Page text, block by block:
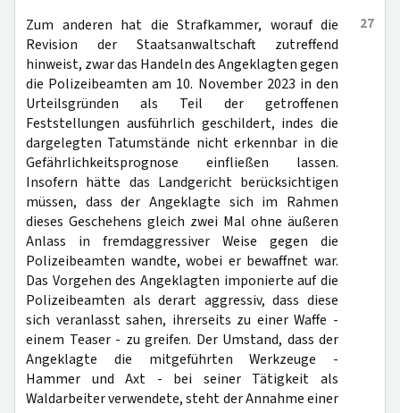
27
Zum anderen hat die Strafkammer, worauf die
Revision der Staatsanwaltschaft zutreffend
hinweist, zwar das Handeln des Angeklagten gegen
die Polizeibeamten am 10. November 2023 in den
Urteilsgründen als Teil der getroffenen
Feststellungen ausführlich geschildert, indes die
dargelegten Tatumstände nicht erkennbar in die
Gefährlichkeitsprognose einfließen lassen.
Insofern hätte das Landgericht berücksichtigen
müssen, dass der Angeklagte sich im Rahmen
dieses Geschehens gleich zwei Mal ohne äußeren
Anlass in fremdaggressiver Weise gegen die
Polizeibeamten wandte, wobei er bewaffnet war.
Das Vorgehen des Angeklagten imponierte auf die
Polizeibeamten als derart aggressiv, dass diese
sich veranlasst sahen, ihrerseits zu einer Waffe -
einem Teaser - zu greifen. Der Umstand, dass der
Angeklagte die mitgeführten Werkzeuge -
Hammer und Axt - bei seiner Tätigkeit als
Waldarbeiter verwendete, steht der Annahme einer